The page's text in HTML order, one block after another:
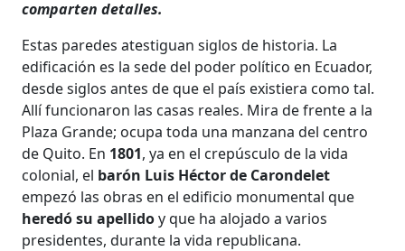
comparten detalles.
Estas paredes atestiguan siglos de historia. La
edificación es la sede del poder político en Ecuador,
desde siglos antes de que el país existiera como tal.
Allí funcionaron las casas reales. Mira de frente a la
Plaza Grande; ocupa toda una manzana del centro
de Quito. En 1801, ya en el crepúsculo de la vida
colonial, el barón Luis Héctor de Carondelet
empezó las obras en el edificio monumental que
heredó su apellidoy que ha alojado a varios
presidentes, durante la vida republicana.